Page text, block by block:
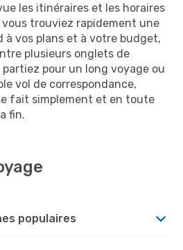
les itinéraires et les horaires
vous trouviez rapidement une
à vos plans et à votre budget,
plusieurs onglets de
pour un long voyage ou
vol de correspondance,
fait simplement et en toute
fin.
populaires